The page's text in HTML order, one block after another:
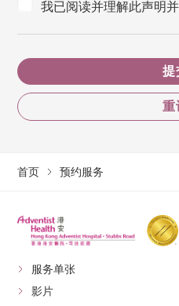
我已阅读并理解此声明
提
重
首页 预约服务
服务单张
影片